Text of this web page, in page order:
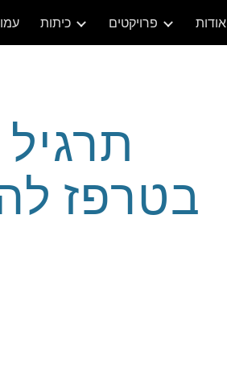
to navigation
כיתות פרויקטים אודות
בטרפז